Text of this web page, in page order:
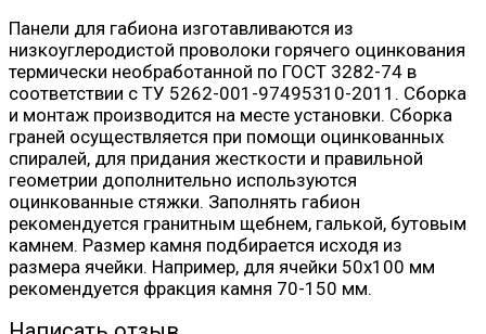
Панели для габиона изготавливаются из
низкоуглеродистой проволоки горячего оцинкования
термически необработанной по ГОСТ 3282-74 в
соответствии с ТУ 5262-001-97495310-2011. Сборка
и монтаж производится на месте установки. Сборка
граней осуществляется при помощи оцинкованных
спиралей, для придания жесткости и правильной
геометрии дополнительно используются
оцинкованные стяжки. Заполнять габион
рекомендуется гранитным щебнем, галькой, бутовым
камнем. Размер камня подбирается исходя из
размера ячейки. Например, для ячейки 50х100 мм
рекомендуется фракция камня 70-150 мм.